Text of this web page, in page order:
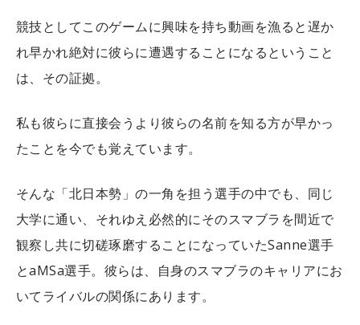
競技としてこのゲームに興味を持ち動画を漁ると遅か
れ早かれ絶対に彼らに遭遇することになるということ
は、その証拠。
私も彼らに直接会うより彼らの名前を知る方が早かっ
たことを今でも覚えています。
そんな「北日本勢」の一角を担う選手の中でも、同じ
大学に通い、それゆえ必然的にそのスマブラを間近で
観察し共に切磋琢磨することになっていたSanne選手
とaMSa選手。彼らは、自身のスマブラのキャリアにお
いてライバルの関係にあります。